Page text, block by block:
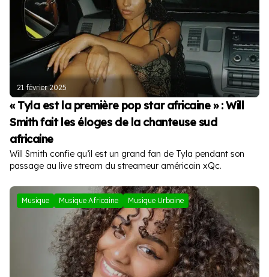
21 février 2025
« Tyla est la première pop star africaine » : Will
Smith fait les éloges de la chanteuse sud
africaine
Will Smith confie qu’il est un grand fan de Tyla pendant son
passage au live stream du streameur américain xQc.
Musique Musique Africaine Musique Urbaine